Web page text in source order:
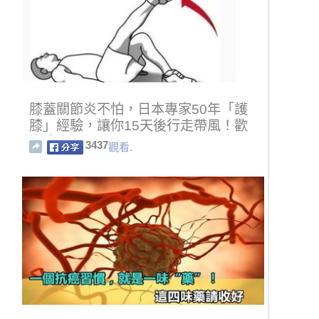
膝蓋關節炎不怕，日本專家50年「護
膝」經驗，讓你15天後行走帶風！歡
迎分享！3437觀看.